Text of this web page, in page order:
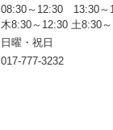
08:30～12:30 13:30～
木8:30～12:30 土8:30
日曜・祝日
017-777-3232